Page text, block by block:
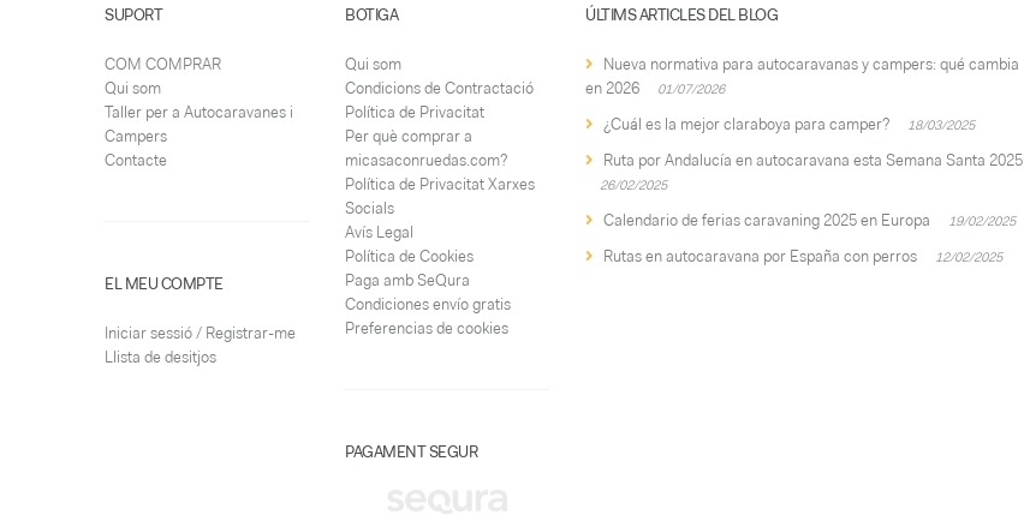
SUPORT
COM COMPRAR
Qui som
Taller per a Autocaravanes i
Campers
Contacte
EL MEU COMPTE
Iniciar sessió / Registrar-me
Llista de desitjos
BOTIGA
Qui som
Condicions de Contractació
Política de Privacitat
Per què comprar a
micasaconruedas.com?
Política de Privacitat Xarxes
Socials
Avís Legal
Política de Cookies
Paga amb SeQura
Condiciones envío gratis
Preferencias de cookies
PAGAMENT SEGUR
ÚLTIMS ARTICLES DEL BLOG
Nueva normativa para autocaravanas y campers: qué cambia
en 2026
01/07/2026
¿Cuál es la mejor claraboya para camper? 18/03/2025
Ruta por Andalucía en autocaravana esta Semana Santa 2025
26/02/2025
Calendario de ferias caravaning 2025 en Europa 19/02/2025
Rutas en autocaravana por España con perros 12/02/2025